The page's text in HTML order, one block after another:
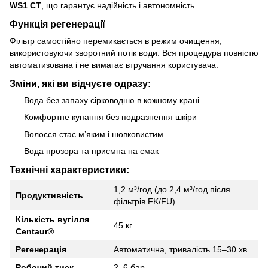
WS1 CT , що гарантує надійність і автономність.
Функція регенерації
Фільтр самостійно перемикається в режим очищення,
використовуючи зворотний потік води. Вся процедура повністю
автоматизована і не вимагає втручання користувача.
Зміни, які ви відчуєте одразу:
Вода без запаху сірководню в кожному крані
Комфортне купання без подразнення шкіри
Волосся стає м’яким і шовковистим
Вода прозора та приємна на смак
Технічні характеристики:
Продуктивність
1,2 м³/год (до 2,4 м³/год після
фільтрів FK/FU)
Кількість вугілля
Centaur®
45 кг
Регенерація
Автоматична, тривалість 15–30 хв